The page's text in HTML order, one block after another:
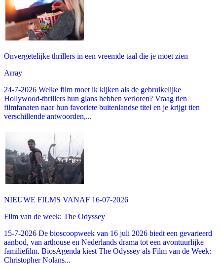
Onvergetelijke thrillers in een vreemde taal die je moet zien
Array
24-7-2026 Welke film moet ik kijken als de gebruikelijke
Hollywood-thrillers hun glans hebben verloren? Vraag tien
filmfanaten naar hun favoriete buitenlandse titel en je krijgt tien
verschillende antwoorden,...
NIEUWE FILMS VANAF 16-07-2026
Film van de week: The Odyssey
15-7-2026 De bioscoopweek van 16 juli 2026 biedt een gevarieerd
aanbod, van arthouse en Nederlands drama tot een avontuurlijke
familiefilm. BiosAgenda kiest The Odyssey als Film van de Week:
Christopher Nolans...